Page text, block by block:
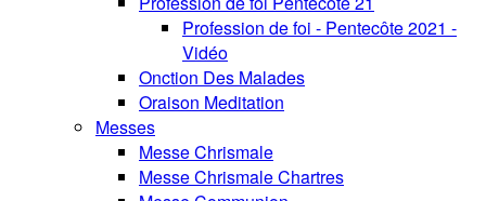
Profession de foi - Pentecôte 2021 -
Vidéo
Onction Des Malades
Oraison Meditation
Messes
Messe Chrismale
Messe Chrismale Chartres